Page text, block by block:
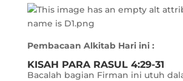
Pembacaan Alkitab Hari ini :
KISAH PARA RASUL 4:29-31
Bacalah bagian Firman ini utuh